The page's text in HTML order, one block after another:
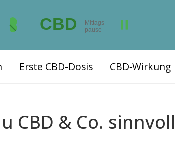
Erste CBD-Dosis CBD‑Wirkung
CBD & Co. sinnvoll